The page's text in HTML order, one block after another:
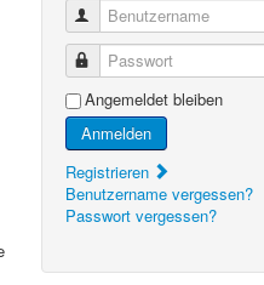
Benutzername
Passwort
Angemeldet bleiben
Anmelden
Registrieren
Benutzername vergessen?
Passwort vergessen?